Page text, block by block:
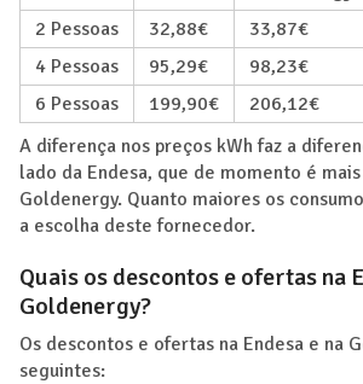
2 Pessoas
32,88€
33,87€
4 Pessoas
95,29€
98,23€
6 Pessoas
199,90€
206,12€
A diferença nos preços kWh faz a
lado da Endesa, que de momento é
Goldenergy. Quanto maiores os
a escolha deste fornecedor.
Quais os descontos e ofertas na
Goldenergy?
Os descontos e ofertas na Endesa e na
seguintes: